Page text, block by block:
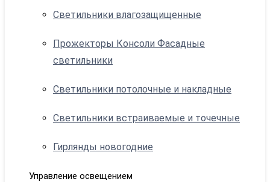
Светильники влагозащищенные
Прожекторы Консоли Фасадные
светильники
Светильники потолочные и накладные
Светильники встраиваемые и точечные
Гирлянды новогодние
Управление освещением